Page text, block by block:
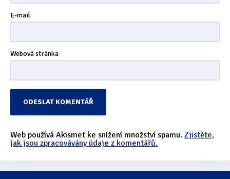
E-mail
Webová stránka
Web používá Akismet ke snížení množství spamu. Zjistěte,
jak jsou zpracovávány údaje z komentářů.